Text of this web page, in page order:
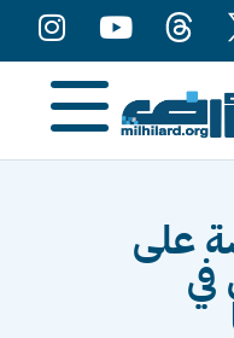
على